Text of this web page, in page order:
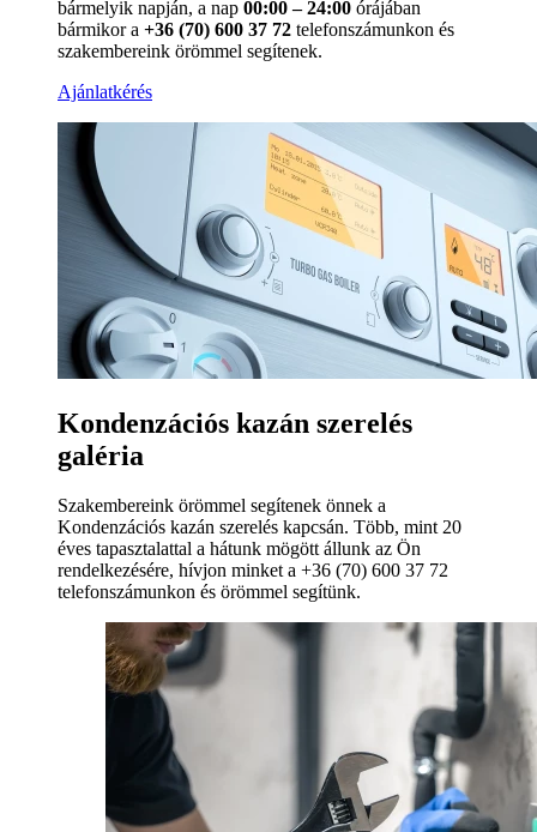
bármelyik napján, a nap 00:00 – 24:00 órájában
bármikor a +36 (70) 600 37 72 telefonszámunkon és
szakembereink örömmel segítenek.
Ajánlatkérés
Kondenzációs kazán szerelés
galéria
Szakembereink örömmel segítenek önnek a
Kondenzációs kazán szerelés kapcsán. Több, mint 20
éves tapasztalattal a hátunk mögött állunk az Ön
rendelkezésére, hívjon minket a +36 (70) 600 37 72
telefonszámunkon és örömmel segítünk.